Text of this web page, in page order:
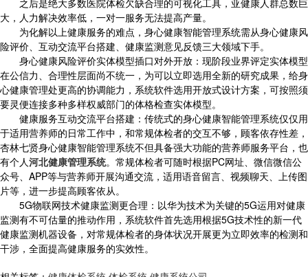
之后是绝大多数医院体检欠缺合理的可视化工具，亚健康人群总数巨
大，人力解决效率低，一对一服务无法提高产量。
为化解以上健康服务的难点，身心健康智能管理系统需从身心健康风
险评价、互动交流平台搭建、健康监测意见反馈三大领域下手。
身心健康风险评价实体模型插口对外开放：现阶段业界评定实体模型
在公信力、合理性层面尚不统一，为可以立即选用全新的研究成果，给身
心健康管理处更高的协调能力，系统软件选用开放式设计方案，可按照须
要灵便连接多种多样权威部门的体格检查实体模型。
健康服务互动交流平台搭建：传统式的身心健康智能管理系统仅仅用
于适用营养师的日常工作中，和常规体检者的交互不够，顾客依存性差，
杏林七贤身心健康智能管理系统不但具备强大功能的营养师服务平台，也
有个人河北健康管理系统。常规体检者可随时根据PC网址、微信微信公
众号、APP等与营养师开展沟通交流，适用语音留言、视频聊天、上传图
片等，进一步提高顾客依从。
5G物联网技术健康监测更合理：以华为技术为关键的5G运用对健康
监测有不可估量的推动作用，系统软件首先选用根据5G技术性的新一代
健康监测机器设备，对常规体检者的身体状况开展更为立即效率的检测和
干涉，全面提高健康服务的实效性。